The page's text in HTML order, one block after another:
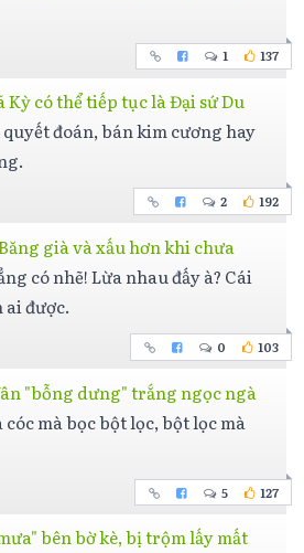
1 137
Kỳ có thể tiếp tục là Đại sứ Du
đoán, bán kim cương hay
2 192
già và xấu hơn khi chưa
có nhẽ! Lừa nhau đấy à? Cái
được.
0 103
"bỗng dưng" trắng ngọc ngà
cóc mà bọc bột lọc, bột lọc mà
5 127
bên bờ kè, bị trộm lấy mất